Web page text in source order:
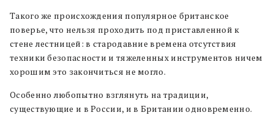
Такого же происхождения популярное британское
поверье, что нельзя проходить под приставленной к
стене лестницей: в стародавние времена отсутствия
техники безопасности и тяжеленных инструментов ничем
хорошим это закончиться не могло.
Особенно любопытно взглянуть на традиции,
существующие и в России, и в Британии одновременно.